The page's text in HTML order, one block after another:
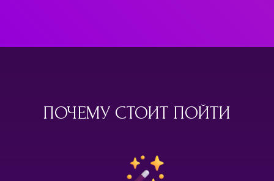
ПОЧЕМУ СТОИТ ПОЙТИ